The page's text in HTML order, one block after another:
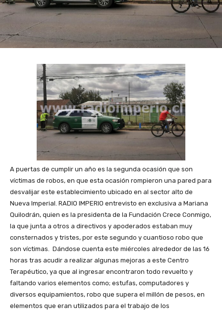
A puertas de cumplir un año es la segunda ocasión que son
víctimas de robos, en que esta ocasión rompieron una pared para
desvalijar este establecimiento ubicado en al sector alto de
Nueva Imperial. RADIO IMPERIO entrevisto en exclusiva a Mariana
Quilodrán, quien es la presidenta de la Fundación Crece Conmigo,
la que junta a otros a directivos y apoderados estaban muy
consternados y tristes, por este segundo y cuantioso robo que
son víctimas. Dándose cuenta este miércoles alrededor de las 16
horas tras acudir a realizar algunas mejoras a este Centro
Terapéutico, ya que al ingresar encontraron todo revuelto y
faltando varios elementos como; estufas, computadores y
diversos equipamientos, robo que supera el millón de pesos, en
elementos que eran utilizados para el trabajo de los